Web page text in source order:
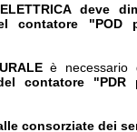
deve
contatore "POD
è necessario
contatore "PDR
consorziate dei